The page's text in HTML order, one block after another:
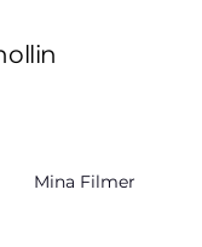
Mina Filmer